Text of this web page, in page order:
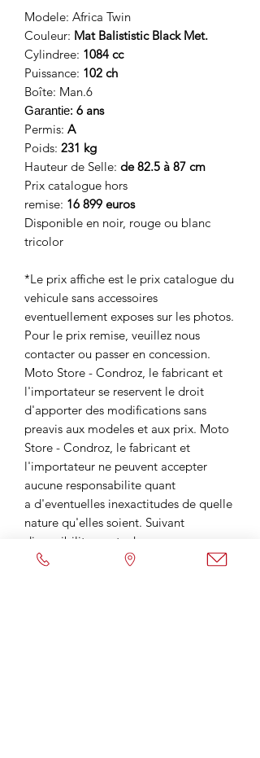
Modele: Africa Twin
Couleur: Mat Balististic Black Met.
Cylindree: 1084 cc
Puissance: 102 ch
Boîte: Man.6
Garantie: 6 ans
Permis: A
Poids: 231 kg
Hauteur de Selle: de 82.5 à 87 cm
Prix catalogue hors
remise: 16 899 euros
Disponible en noir, rouge ou blanc
tricolor
*Le prix affiche est le prix catalogue du
vehicule sans accessoires
eventuellement exposes sur les photos.
Pour le prix remise, veuillez nous
contacter ou passer en concession.
Moto Store - Condroz, le fabricant et
l'importateur se reservent le droit
d'apporter des modifications sans
preavis aux modeles et aux prix. Moto
Store - Condroz, le fabricant et
l'importateur ne peuvent accepter
aucune responsabilite quant
a d'eventuelles inexactitudes de quelle
nature qu'elles soient. Suivant
disponibilite en stock.